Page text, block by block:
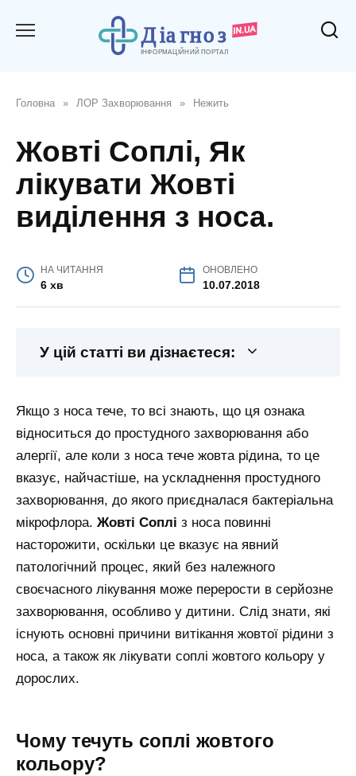
Головна » ЛОР Захворювання » Нежить
Жовті Соплі, Як
лікувати Жовті
виділення з носа.
НА ЧИТАННЯ
6 хв
ОНОВЛЕНО
10.07.2018
У цій статті ви дізнаєтеся:
Якщо з носа тече, то всі знають, що ця ознака
відноситься до простудного захворювання або
алергії, але коли з носа тече жовта рідина, то це
вказує, найчастіше, на ускладнення простудного
захворювання, до якого приєдналася бактеріальна
мікрофлора. Жовті Соплі з носа повинні
насторожити, оскільки це вказує на явний
патологічний процес, який без належного
своєчасного лікування може перерости в серйозне
захворювання, особливо у дитини. Слід знати, які
існують основні причини витікання жовтої рідини з
носа, а також як лікувати соплі жовтого кольору у
дорослих.
Чому течуть соплі жовтого
кольору?